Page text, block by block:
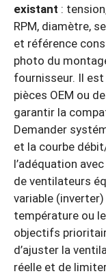
existant :
RPM, diamètre,
et référence
photo du
fournisseur. Il
pièces OEM ou
garantir la
Demander
et la courbe
l’adéquation
de ventilateurs
variable
température ou
objectifs
d’ajuster la
réelle et de